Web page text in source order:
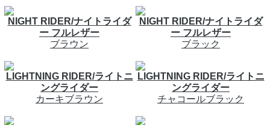
NIGHT RIDER/ナイトライダ
ー フルレザー
ブラウン
NIGHT RIDER/ナイトライダ
ー フルレザー
ブラック
LIGHTNING RIDER/ライトニ
ングライダー
カーキブラウン
LIGHTNING RIDER/ライトニ
ングライダー
チャコールブラック